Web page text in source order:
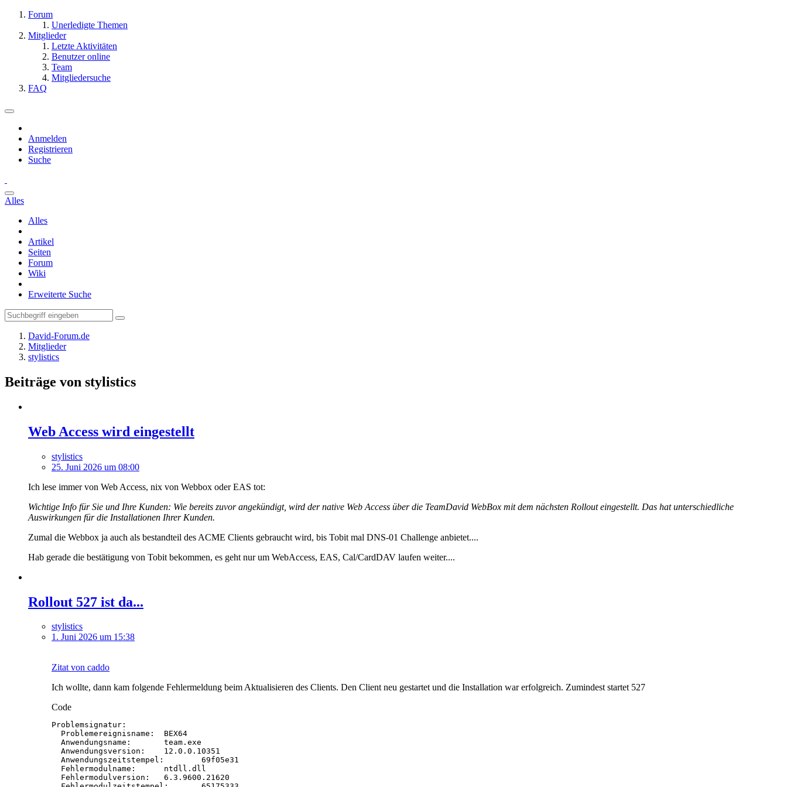
Forum
Unerledigte Themen
Mitglieder
Letzte Aktivitäten
Benutzer online
Team
Mitgliedersuche
FAQ
Anmelden
Registrieren
Suche
Alles
Alles
Artikel
Seiten
Forum
Wiki
Erweiterte Suche
David-Forum.de
Mitglieder
stylistics
Beiträge von stylistics
Web Access wird eingestellt
stylistics
25. Juni 2026 um 08:00
Ich lese immer von Web Access, nix von Webbox oder EAS tot:
Wichtige Info für Sie und Ihre Kunden: Wie bereits zuvor angekündigt, wird der native Web Access über die TeamDavid WebBox mit dem nächsten Rollout eingestellt. Das hat unterschiedliche
Auswirkungen für die Installationen Ihrer Kunden.
Zumal die Webbox ja auch als bestandteil des ACME Clients gebraucht wird, bis Tobit mal DNS-01 Challenge anbietet....
Hab gerade die bestätigung von Tobit bekommen, es geht nur um WebAccess, EAS, Cal/CardDAV laufen weiter....
Rollout 527 ist da...
stylistics
1. Juni 2026 um 15:38
Zitat von caddo
Ich wollte, dann kam folgende Fehlermeldung beim Aktualisieren des Clients. Den Client neu gestartet und die Installation war erfolgreich. Zumindest startet 527
Code